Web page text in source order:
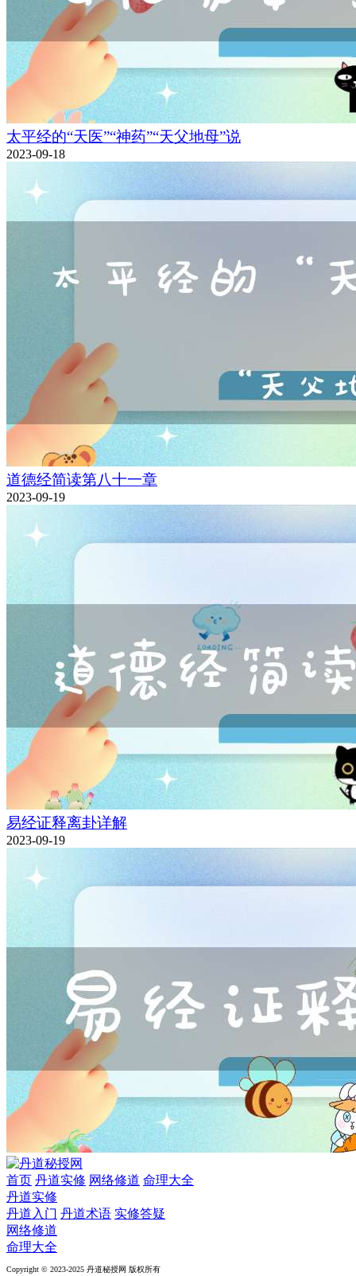
太平经的“天医”“神药”“天父地母”说
2023-09-18
道德经简读第八十一章
2023-09-19
易经证释离卦详解
2023-09-19
首页 丹道实修 网络修道 命理大全
丹道实修
丹道入门 丹道术语 实修答疑
网络修道
命理大全
Copyright © 2023-2025 丹道秘授网 版权所有